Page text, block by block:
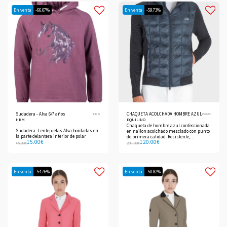
En venta -66.67%
Sudadera - Alva 6/7 años 14287
HKM
Sudadera -Lentejuelas Alva bordadas en
la parte delantera interior de polar
45.00€15.00€
En venta -59.73%
CHAQUETA ACOLCHADA HOMBRE AZUL PR0950
EQUILINO
Chaqueta de hombre azul confeccionada
en nailon acolchado mezclado con punto
de primera calidad. Resistente,
transpirable y cálido
298.00€120.00€
En venta -54.76% En venta -50.82%